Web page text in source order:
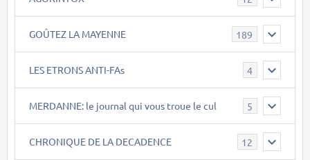
GOÛTEZ LA MAYENNE 189
LES ETRONS ANTI-FAs 4
MERDANNE: le journal qui vous troue le cul 5
CHRONIQUE DE LA DECADENCE 12